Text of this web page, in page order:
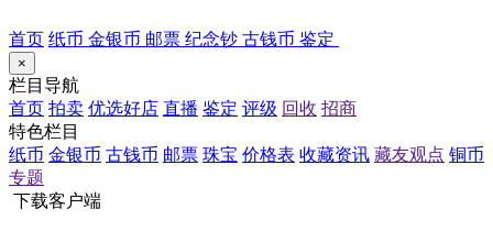
首页 纸币 金银币 邮票 纪念钞 古钱币 鉴定
×
栏目导航
首页 拍卖 优选好店 直播 鉴定 评级 回收 招商
特色栏目
纸币 金银币 古钱币 邮票 珠宝 价格表 收藏资讯 藏友观点 铜币
专题
下载客户端